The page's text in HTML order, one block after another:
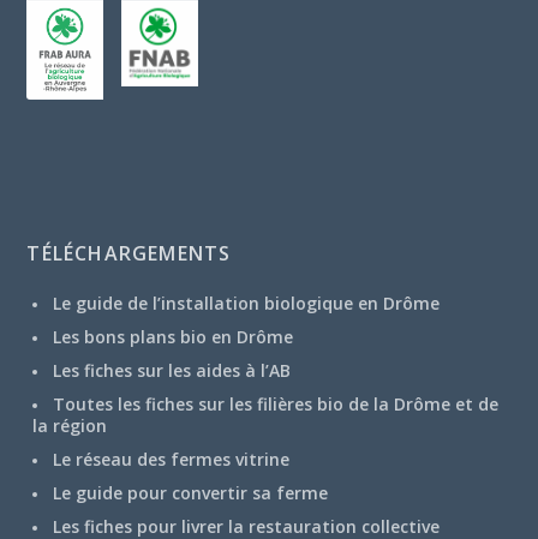
TÉLÉCHARGEMENTS
Le guide de l’installation biologique en Drôme
Les bons plans bio en Drôme
Les fiches sur les aides à l’AB
Toutes les fiches sur les filières bio de la Drôme et de
la région
Le réseau des fermes vitrine
Le guide pour convertir sa ferme
Les fiches pour livrer la restauration collective